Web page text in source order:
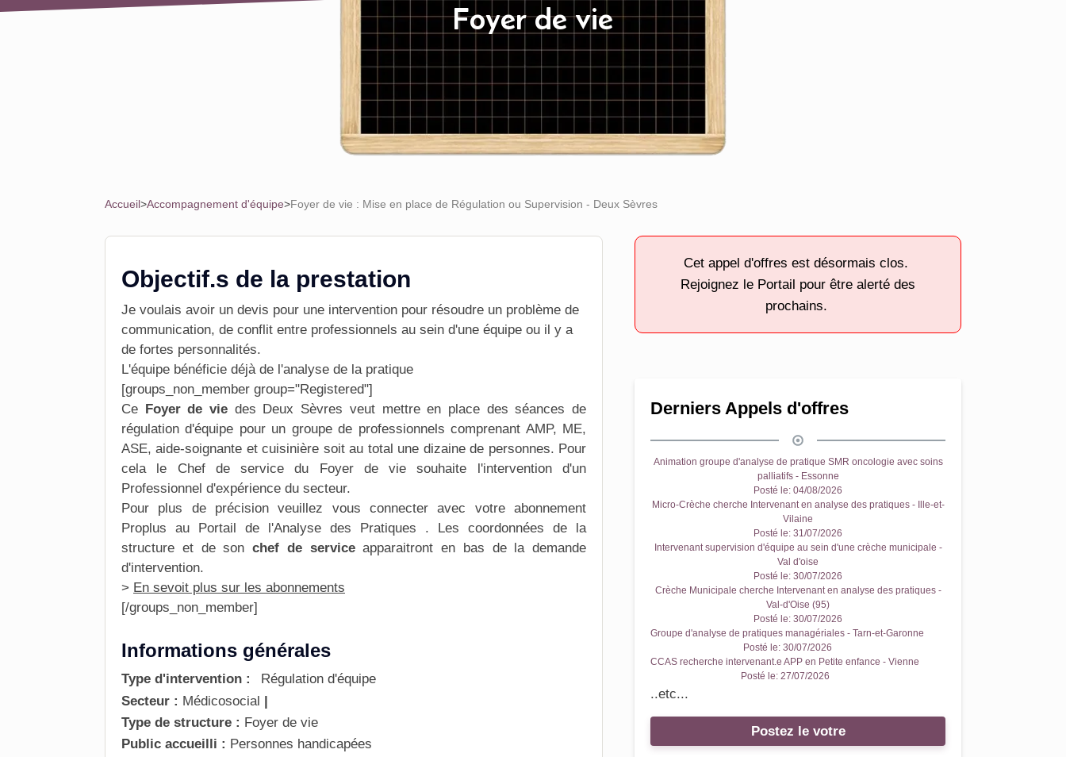
Foyer de vie
Accueil>Accompagnement d'équipe>Foyer de vie : Mise en place de Régulation ou Supervision - Deux Sèvres
Objectif.s de la prestation
Je voulais avoir un devis pour une intervention pour résoudre un problème de
communication, de conflit entre professionnels au sein d'une équipe ou il y a
de fortes personnalités.
L'équipe bénéficie déjà de l'analyse de la pratique
[groups_non_member group="Registered"]
Ce Foyer de vie des Deux Sèvres veut mettre en place des séances de
régulation d'équipe pour un groupe de professionnels comprenant AMP, ME,
ASE, aide-soignante et cuisinière soit au total une dizaine de personnes. Pour
cela le Chef de service du Foyer de vie souhaite l'intervention d'un
Professionnel d'expérience du secteur.
Pour plus de précision veuillez vous connecter avec votre abonnement
Proplus au Portail de l'Analyse des Pratiques . Les coordonnées de la
structure et de son chef de serviceapparaitront en bas de la demande
d'intervention.
> En sevoit plus sur les abonnements
[/groups_non_member]
Informations générales
Type d'intervention :
Régulation d'équipe
Secteur : Médicosocial |
Type de structure : Foyer de vie
Public accueilli : Personnes handicapées
Cet appel d'offres est désormais clos.
Rejoignez le Portail pour être alerté des
prochains.
Derniers Appels d'offres
Animation groupe d'analyse de pratique SMR oncologie avec soins
palliatifs - Essonne
Posté le: 04/08/2026
Micro-Crèche cherche Intervenant en analyse des pratiques - Ille-et-
Vilaine
Posté le: 31/07/2026
Intervenant supervision d'équipe au sein d'une crèche municipale -
Val d'oise
Posté le: 30/07/2026
Crèche Municipale cherche Intervenant en analyse des pratiques -
Val-d'Oise (95)
Posté le: 30/07/2026
Groupe d'analyse de pratiques managériales - Tarn-et-Garonne
Posté le: 30/07/2026
CCAS recherche intervenant.e APP en Petite enfance - Vienne
Posté le: 27/07/2026
..etc...
Postez le votre